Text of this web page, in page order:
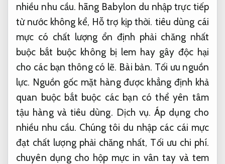
nhiều nhu cầu. hãng Babylon du nhập trực tiếp
từ nước không kể, Hỗ trợ kịp thời. tiêu dùng cái
mực có chất lượng ổn định phải chăng nhất
buộc bắt buộc không bị lem hay gây độc hại
cho các bạn thông có lẽ. Bài bản. Tối ưu nguồn
lực. Nguồn gốc mặt hàng được khẳng định khả
quan buộc bắt buộc các bạn có thể yên tâm
tậu hàng và tiêu dùng. Dịch vụ. Áp dụng cho
nhiều nhu cầu. Chúng tôi du nhập các cái mực
đạt chất lượng phải chăng nhất, Tối ưu chi phí.
chuyên dụng cho hộp mực in vân tay và tem